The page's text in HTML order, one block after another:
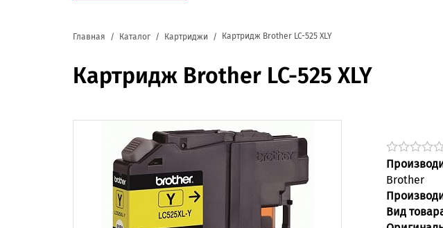
Главная Каталог Картриджи Картридж Brother LC-525 XLY
Картридж Brother LC-525 XLY
Brother
Вид